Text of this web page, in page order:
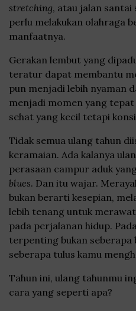
stretching, atau jalan santai
perlu melakukan olahraga
manfaatnya.
Gerakan lembut yang
teratur dapat membantu
pun menjadi lebih nyaman
menjadi momen yang
sehat yang kecil tetapi
Tidak semua ulang tahun
keramaian. Ada kalanya
perasaan campur aduk
blues. Dan itu wajar.
bukan berarti kesepian,
lebih tenang untuk
pada perjalanan hidup.
terpenting bukan seberapa
seberapa tulus kamu
Tahun ini, ulang tahunmu
cara yang seperti apa?